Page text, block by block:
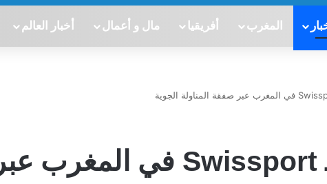
المغرب أفريقيا مال و أعمال أخبار العالم
توسع جديد لـ Swissport في المغرب عبر